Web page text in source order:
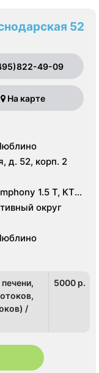
52
49-09
На карте
д. 52, корп. 2
1.5 Т, КТ
округ
/
5000 p.